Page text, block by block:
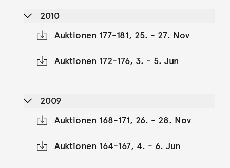
2010
Auktionen 177-181, 25. - 27. Nov
Auktionen 172-176, 3. - 5. Jun
2009
Auktionen 168-171, 26. - 28. Nov
Auktionen 164-167, 4. - 6. Jun